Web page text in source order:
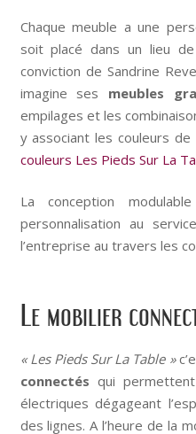
Chaque meuble a une
soit placé dans un lieu
conviction de Sandrine
imagine ses meubles
empilages et les
y associant les couleurs
couleurs Les Pieds Sur La
La conception
personnalisation au
l’entreprise au travers les
Le mobilier
« Les Pieds Sur La Table »
connectés qui
électriques dégageant
des lignes. A l’heure de la